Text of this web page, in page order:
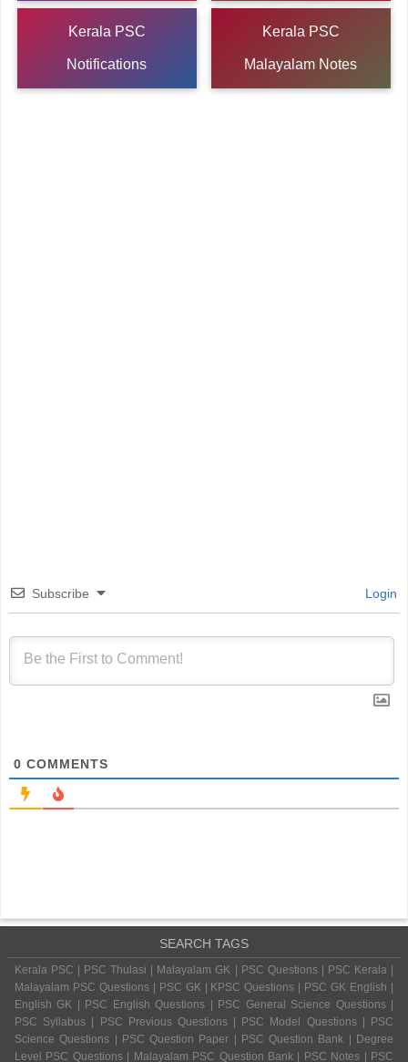
Kerala PSC
Notifications
Kerala PSC
Malayalam Notes
Subscribe Login
0 COMMENTS
SEARCH TAGS
Kerala PSC | PSC Thulasi | Malayalam GK | PSC Questions | PSC Kerala |
Malayalam PSC Questions | PSC GK | KPSC Questions | PSC GK English |
English GK | PSC English Questions | PSC General Science Questions |
PSC Syllabus | PSC Previous Questions | PSC Model Questions | PSC
Science Questions | PSC Question Paper | PSC Question Bank | Degree
Level PSC Questions | Malayalam PSC Question Bank | PSC Notes | PSC